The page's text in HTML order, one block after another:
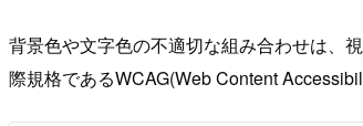
背景色や文字色の不適切な組み合わせは、
際規格であるWCAG(Web Content